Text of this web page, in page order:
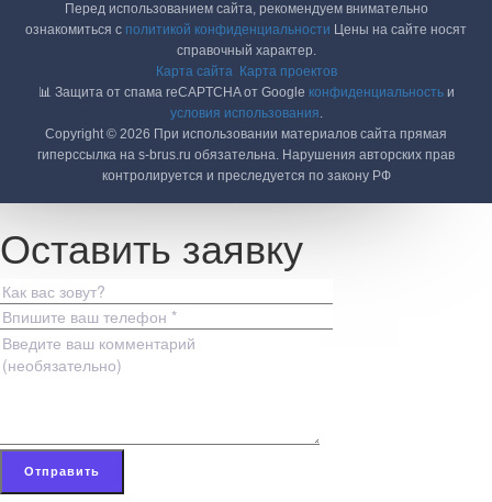
Перед использованием сайта, рекомендуем внимательно
ознакомиться с политикой конфиденциальности Цены на сайте носят
справочный характер.
Карта сайта
Карта проектов
📊 Защита от спама reCAPTCHA от Google конфиденциальностьи
условия использования.
Copyright © 2026 При использовании материалов сайта прямая
гиперссылка на s-brus.ru обязательна. Нарушения авторских прав
контролируется и преследуется по закону РФ
Оставить заявку